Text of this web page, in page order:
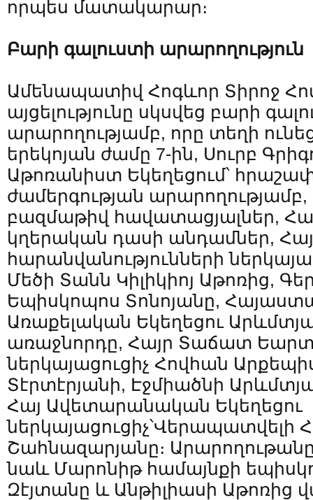
որպես մատակարար։
Բարի գալուստի արարողություն
Ամենապատիվ Հոգևոր Տիրոջ
այցելությունը սկսվեց բարի
արարողությամբ, որը տեղի
երեկոյան ժամը 7-ին, Սուրբ
Աթոռանիստ Եկեղեցում՝
ժամերգության
բազմաթիվ հավատացյալներ,
կղերական դասի անդամներ,
հարանվանությունների
Մեծի Տանն Կիլիկիոյ Աթոռից,
Եպիսկոպոս Տոնոյանը,
Առաքելական Եկեղեցու
առաջնորդը, Հայր Տաճատ
ներկայացուցիչ Հովհան
Տէրտէրյանի, Էջմիածնի
Հայ Ավետարանական Եկեղեցու
ներկայացուցիչ՝Վերապատվելի
Շահնազարյանը։
նաև Մարոնիթ համայնքի
Զէյտանը և Անթիլիասի Աթոռից